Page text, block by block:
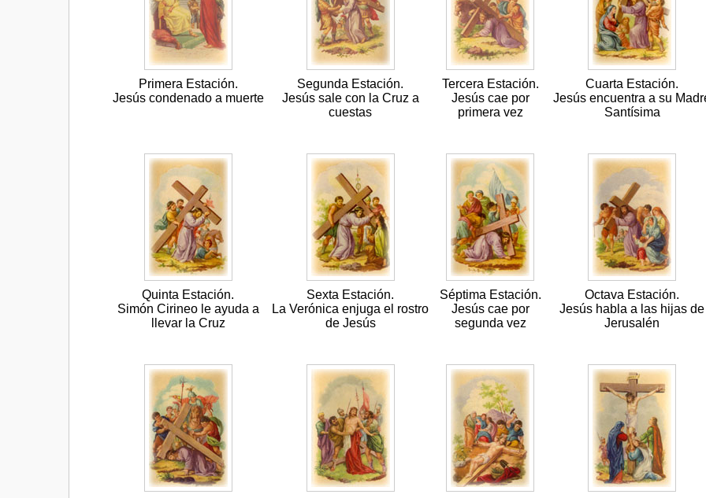
Primera Estación.
Jesús condenado a muerte
Segunda Estación.
Jesús sale con la Cruz a
cuestas
Tercera Estación.
Jesús cae por
primera vez
Cuarta Estación.
Jesús encuentra a su
Santísima
Quinta Estación.
Simón Cirineo le ayuda a
llevar la Cruz
Sexta Estación.
La Verónica enjuga el rostro
de Jesús
Séptima Estación.
Jesús cae por
segunda vez
Octava Estación.
Jesús habla a las hijas de
Jerusalén